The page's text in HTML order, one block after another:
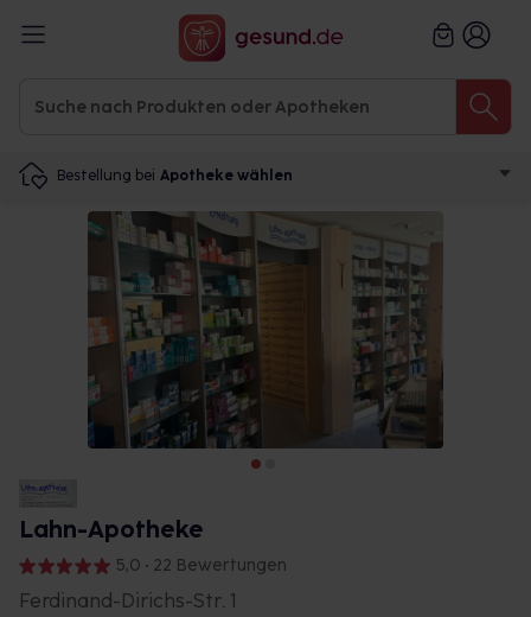
Bestellung bei Apotheke wählen
Lahn-Apotheke
5,0 • 22 Bewertungen
Ferdinand-Dirichs-Str. 1